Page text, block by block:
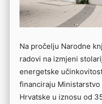
Na pročelju Narodne
radovi na izmjeni
energetske
financiraju
Hrvatske u iznosu od